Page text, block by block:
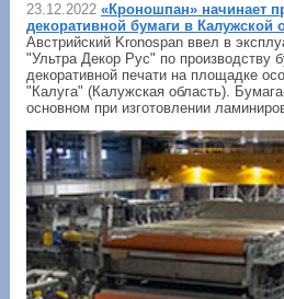
23.12.2022 «Кроношпан» начинает
декоративной бумаги в Калужской
Австрийский Kronospan ввел в
"Ультра Декор Рус" по производству
декоративной печати на площадке
"Калуга" (Калужская область).
основном при изготовлении